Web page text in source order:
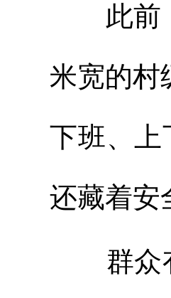
此前，
米宽的村
下班、上
还藏着安
群众有